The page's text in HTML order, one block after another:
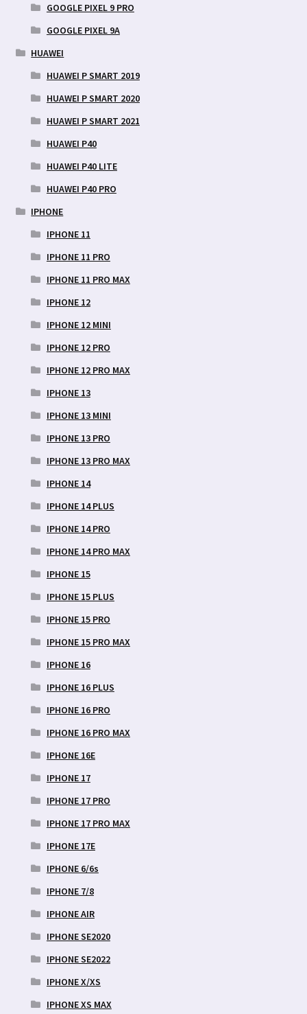
GOOGLE PIXEL 9 PRO
GOOGLE PIXEL 9A
HUAWEI
HUAWEI P SMART 2019
HUAWEI P SMART 2020
HUAWEI P SMART 2021
HUAWEI P40
HUAWEI P40 LITE
HUAWEI P40 PRO
IPHONE
IPHONE 11
IPHONE 11 PRO
IPHONE 11 PRO MAX
IPHONE 12
IPHONE 12 MINI
IPHONE 12 PRO
IPHONE 12 PRO MAX
IPHONE 13
IPHONE 13 MINI
IPHONE 13 PRO
IPHONE 13 PRO MAX
IPHONE 14
IPHONE 14 PLUS
IPHONE 14 PRO
IPHONE 14 PRO MAX
IPHONE 15
IPHONE 15 PLUS
IPHONE 15 PRO
IPHONE 15 PRO MAX
IPHONE 16
IPHONE 16 PLUS
IPHONE 16 PRO
IPHONE 16 PRO MAX
IPHONE 16E
IPHONE 17
IPHONE 17 PRO
IPHONE 17 PRO MAX
IPHONE 17E
IPHONE 6/6s
IPHONE 7/8
IPHONE AIR
IPHONE SE2020
IPHONE SE2022
IPHONE X/XS
IPHONE XS MAX